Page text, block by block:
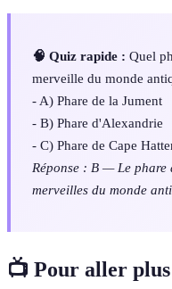
🧠 Quiz rapide : Quel
merveille du monde
- A) Phare de la Jument
- B) Phare d'Alexandrie
- C) Phare de Cape
Réponse : B — Le phare
merveilles du monde
📺 Pour aller